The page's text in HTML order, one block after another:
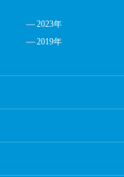
2023年
2019年